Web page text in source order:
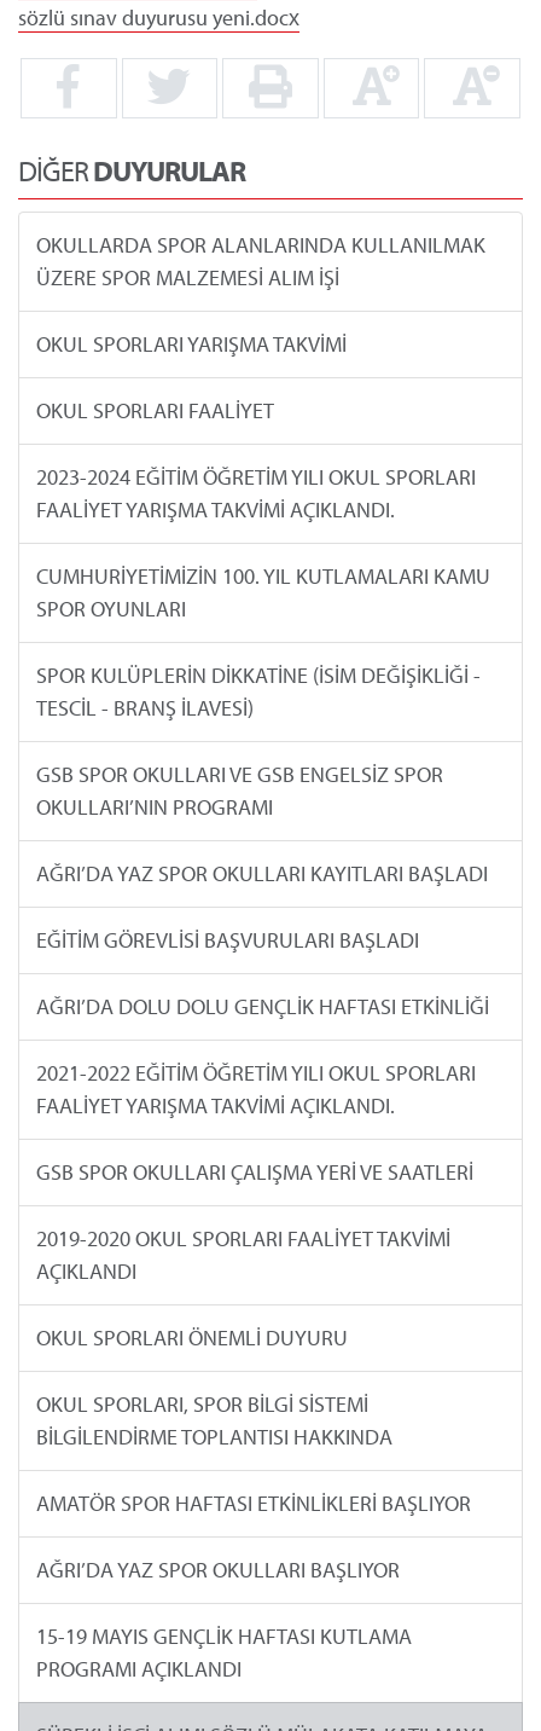
sözlü sınav duyurusu yeni.docx
DİĞERDUYURULAR
OKULLARDA SPOR ALANLARINDA KULLANILMAK
ÜZERE SPOR MALZEMESİ ALIM İŞİ
OKUL SPORLARI YARIŞMA TAKVİMİ
OKUL SPORLARI FAALİYET
2023-2024 EĞİTİM ÖĞRETİM YILI OKUL SPORLARI
FAALİYET YARIŞMA TAKVİMİ AÇIKLANDI.
CUMHURİYETİMİZİN 100. YIL KUTLAMALARI KAMU
SPOR OYUNLARI
SPOR KULÜPLERİN DİKKATİNE (İSİM DEĞİŞİKLİĞİ -
TESCİL - BRANŞ İLAVESİ)
GSB SPOR OKULLARI VE GSB ENGELSİZ SPOR
OKULLARI’NIN PROGRAMI
AĞRI’DA YAZ SPOR OKULLARI KAYITLARI BAŞLADI
EĞİTİM GÖREVLİSİ BAŞVURULARI BAŞLADI
AĞRI’DA DOLU DOLU GENÇLİK HAFTASI ETKİNLİĞİ
2021-2022 EĞİTİM ÖĞRETİM YILI OKUL SPORLARI
FAALİYET YARIŞMA TAKVİMİ AÇIKLANDI.
GSB SPOR OKULLARI ÇALIŞMA YERİ VE SAATLERİ
2019-2020 OKUL SPORLARI FAALİYET TAKVİMİ
AÇIKLANDI
OKUL SPORLARI ÖNEMLİ DUYURU
OKUL SPORLARI, SPOR BİLGİ SİSTEMİ
BİLGİLENDİRME TOPLANTISI HAKKINDA
AMATÖR SPOR HAFTASI ETKİNLİKLERİ BAŞLIYOR
AĞRI’DA YAZ SPOR OKULLARI BAŞLIYOR
15-19 MAYIS GENÇLİK HAFTASI KUTLAMA
PROGRAMI AÇIKLANDI